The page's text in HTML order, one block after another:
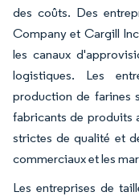
des coûts. Des
Company et Cargill
les canaux
logistiques. Les
production de farines
fabricants de produits
strictes de qualité et
commerciaux et les
Les entreprises de